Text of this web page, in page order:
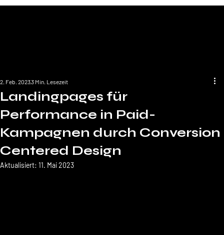
Landingpages für
Performance in Paid-
Kampagnen durch Conversion
Centered Design
2. Feb. 20233 Min. Lesezeit
Aktualisiert: 11. Mai 2023